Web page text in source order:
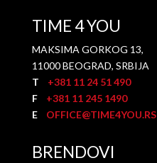
TIME 4 YOU
MAKSIMA GORKOG 13,
11000 BEOGRAD, SRBIJA
T +381 11 24 51 490
F+381 11 245 1490
E OFFICE@TIME4YOU.RS
BRENDOVI